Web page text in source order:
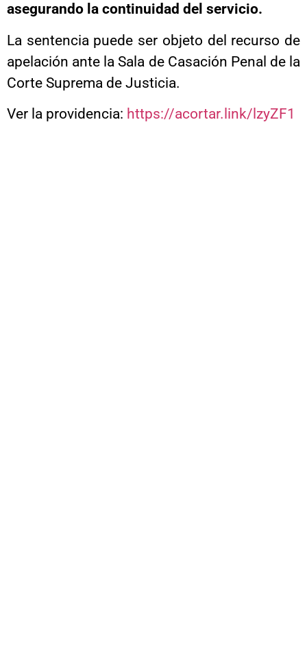
asegurando la continuidad del servicio.
La sentencia puede ser objeto del recurso de
apelación ante la Sala de Casación Penal de la
Corte Suprema de Justicia.
Ver la providencia: https://acortar.link/lzyZF1